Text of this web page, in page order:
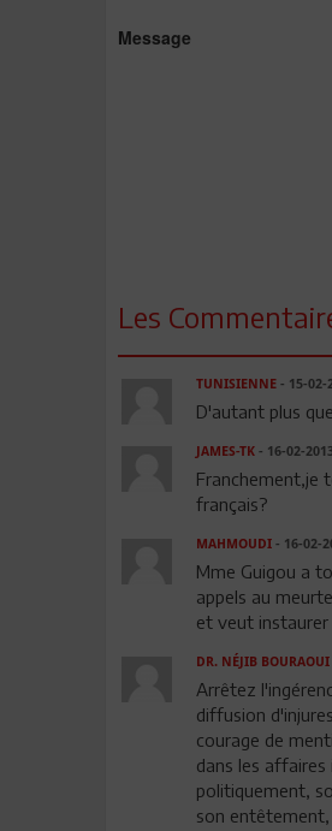
Message
Les
TUNISIENNE- 15-02-
D'autant plus
JAMES-TK- 16-02-
Franchement,je
français?
MAHMOUDI- 16-02-
Mme Guigou a
appels au
et veut instaurer
DR. NÉJIB BOURAOUI
Arrêtez
diffusion
courage de
dans les
politiquement,
son entêtement,